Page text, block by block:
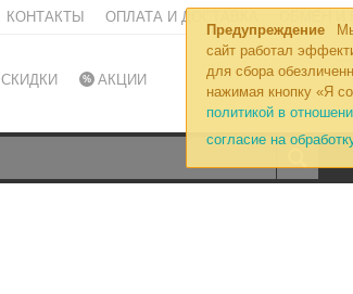
Предупреждение
сайт работал
для сбора
нажимая кнопку «Я
политикой в
согласие на
КОНТАКТЫ ОПЛАТА И ДОСТАВКА
СКИДКИ АКЦИИ